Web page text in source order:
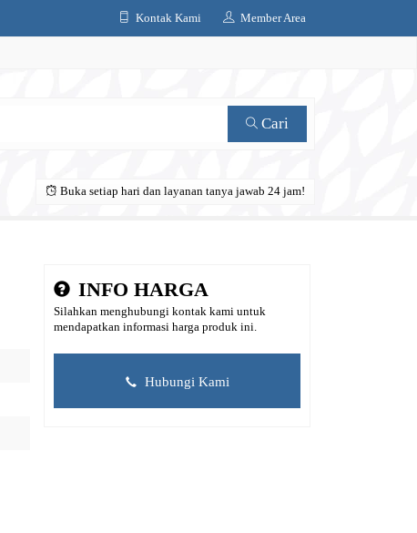
Kontak Kami Member Area
Cari
Buka setiap hari dan layanan tanya jawab 24 jam!
INFO HARGA
Silahkan menghubungi kontak kami untuk
mendapatkan informasi harga produk ini.
Hubungi Kami